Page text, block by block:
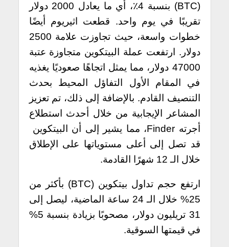
(BTC) بنسبة 4٪، أي ما يعادل 2000 دولار
تقريبًا في يوم واحد. قطعت اثيريوم أيضًا
خطوات واسعة، حيث تجاوزت علامة 2500
دولار.
ارتفعت عملة البيتكوين متجاوزة عتبة
47000 دولار، مما يمثل اتجاهًا صعوديًا يغذيه
في المقام الأول التفاؤل المحيط بحدث
التنصيف القادم. بالإضافة إلى ذلك، تم تعزيز
المشاعر الإيجابية من خلال أحدث استطلاع
أجرته Finder، مما يشير إلى أن البيتكوين
قد تصل إلى أعلى مستوياتها على الإطلاق
خلال الـ 12 شهرًا القادمة.
ارتفع حجم تداول بيتكوين (BTC) بأكثر من
25% خلال الـ 24 ساعة الماضية، ليصل إلى
31 تريليون دولار، مصحوبًا بزيادة بنسبة 5%
في قيمتها السوقية.